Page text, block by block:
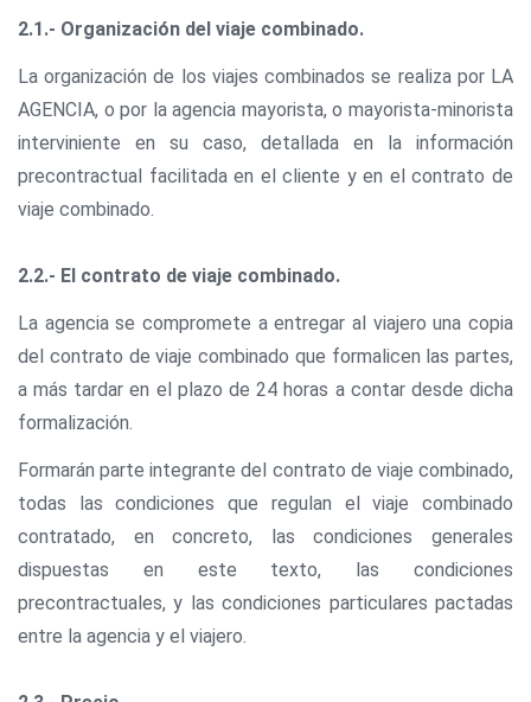
2.1.- Organización del viaje combinado.
La organización de los viajes combinados se realiza por LA
AGENCIA, o por la agencia mayorista, o mayorista-minorista
interviniente en su caso, detallada en la información
precontractual facilitada en el cliente y en el contrato de
viaje combinado.
2.2.- El contrato de viaje combinado.
La agencia se compromete a entregar al viajero una copia
del contrato de viaje combinado que formalicen las partes,
a más tardar en el plazo de 24 horas a contar desde dicha
formalización.
Formarán parte integrante del contrato de viaje combinado,
todas las condiciones que regulan el viaje combinado
contratado, en concreto, las condiciones generales
dispuestas en este texto, las condiciones
precontractuales, y las condiciones particulares pactadas
entre la agencia y el viajero.